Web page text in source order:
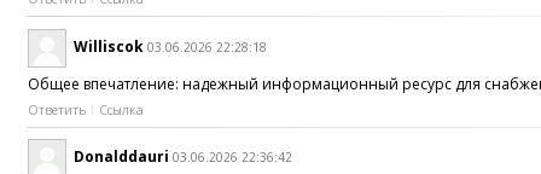
Williscok 03.06.2026 22:28:18
Общее впечатление: надежный информационный ресурс для
Ответить Ссылка
Donalddauri 03.06.2026 22:36:42